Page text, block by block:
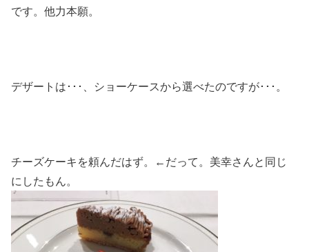
です。他力本願。
デザートは･･･、ショーケースから選べたのですが･･･。
チーズケーキを頼んだはず。←だって。美幸さんと同じ
にしたもん。